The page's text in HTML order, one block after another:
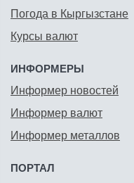
Погода в Кыргызстане
Курсы валют
ИНФОРМЕРЫ
Информер новостей
Информер валют
Информер металлов
ПОРТАЛ